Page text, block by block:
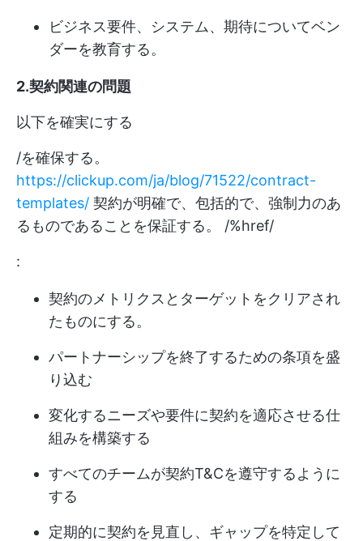
ビジネス要件、システム、期待についてベン
ダーを教育する。
2.契約関連の問題
以下を確実にする
/を確保する。
https://clickup.com/ja/blog/71522/contract-
templates/ 契約が明確で、包括的で、強制力のあ
るものであることを保証する。 /%href/
:
契約のメトリクスとターゲットをクリアされ
たものにする。
パートナーシップを終了するための条項を盛
り込む
変化するニーズや要件に契約を適応させる仕
組みを構築する
すべてのチームが契約T&Cを遵守するように
する
定期的に契約を見直し、ギャップを特定して